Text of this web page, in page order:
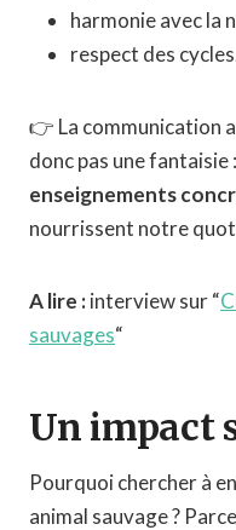
harmonie avec la
respect des
👉 La communication
donc pas une fantaisie
enseignements
nourrissent notre
A lire :interview sur “
sauvages“
Un impact
Pourquoi chercher à
animal sauvage ?